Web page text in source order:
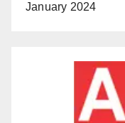
January 2024